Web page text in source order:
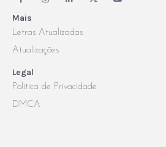
Mais
Letras Atualizadas
Atualizações
Legal
Politica de Privacidade
DMCA